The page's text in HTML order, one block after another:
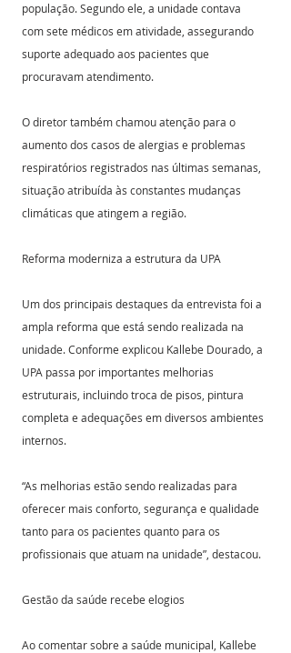
população. Segundo ele, a unidade contava
com sete médicos em atividade, assegurando
suporte adequado aos pacientes que
procuravam atendimento.
O diretor também chamou atenção para o
aumento dos casos de alergias e problemas
respiratórios registrados nas últimas semanas,
situação atribuída às constantes mudanças
climáticas que atingem a região.
Reforma moderniza a estrutura da UPA
Um dos principais destaques da entrevista foi a
ampla reforma que está sendo realizada na
unidade. Conforme explicou Kallebe Dourado, a
UPA passa por importantes melhorias
estruturais, incluindo troca de pisos, pintura
completa e adequações em diversos ambientes
internos.
“As melhorias estão sendo realizadas para
oferecer mais conforto, segurança e qualidade
tanto para os pacientes quanto para os
profissionais que atuam na unidade”, destacou.
Gestão da saúde recebe elogios
Ao comentar sobre a saúde municipal, Kallebe